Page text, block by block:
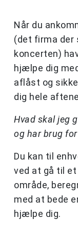
Når du
(det firma der
koncerten)
hjælpe dig
aflåst og
dig hele
Hvad skal jeg
og har brug
Du kan til
ved at gå til
område,
med at bede
hjælpe dig.